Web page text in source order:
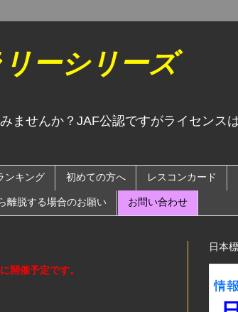
ーシリーズ
ませんか？JAF公認ですがライセンス
ンキング 初めての方へ レスコンカード
離脱する場合のお願い お問い合わせ
開催予定です。
日本